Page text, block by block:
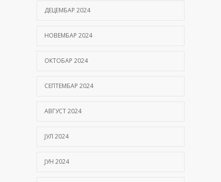
ДЕЦЕМБАР 2024
НОВЕМБАР 2024
ОКТОБАР 2024
СЕПТЕМБАР 2024
АВГУСТ 2024
ЈУЛ 2024
ЈУН 2024